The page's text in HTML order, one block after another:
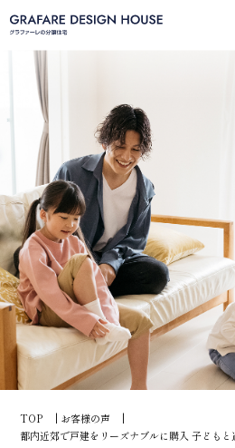
TOP
お客様の声
都内近郊で戸建をリーズナブルに購入 子どもと